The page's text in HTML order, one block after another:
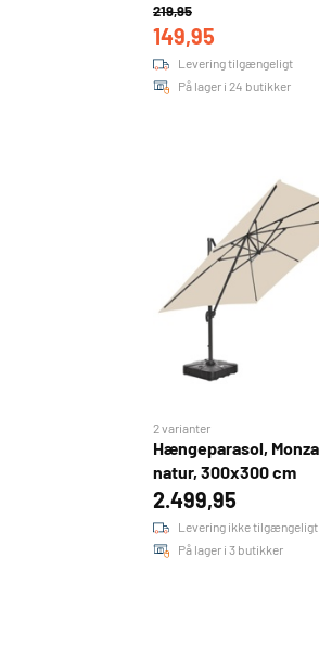
219,95
149,95
Levering tilgængeligt
På lager i 24 butikker
Hængeparasol,
natur, 300x300 cm
2 varianter
2.499,95
Levering ikke tilgængeligt
På lager i 3 butikker